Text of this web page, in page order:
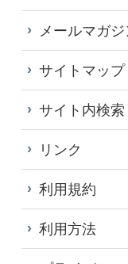
メールマガ
サイトマップ
サイト内検索
リンク
利用規約
利用方法